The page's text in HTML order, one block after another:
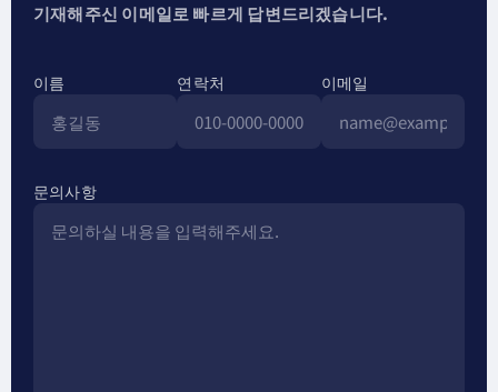
기재해주신 이메일로 빠르게 답변드리겠습니다.
이름 연락처 이메일
문의사항